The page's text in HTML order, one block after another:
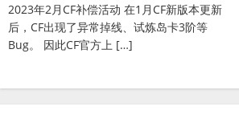
2023年2月CF补偿活动 在1月CF新版本更新
后，CF出现了异常掉线、试炼岛卡3阶等
Bug。 因此CF官方上 […]